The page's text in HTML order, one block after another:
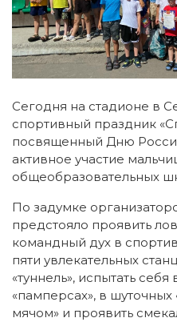
Сегодня на стадионе в
спортивный праздник
посвященный Дню
активное участие
общеобразовательных
По задумке
предстояло проявить
командный дух в
пяти увлекательных
«туннель», испытать
«памперсах», в шуточных
мячом» и проявить